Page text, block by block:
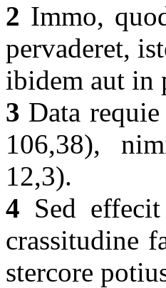
2 Immo,
pervaderet,
ibidem aut in
3 Data
106,38),
12,3).
4 Sed
crassitudine
stercore